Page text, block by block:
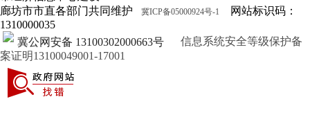
廊坊市市直各部门共同维护
冀ICP备05000924号-1
网站标识码：
1310000035
冀公网安备 13100302000663号
信息系统安全等级保护备
案证明13100049001-17001